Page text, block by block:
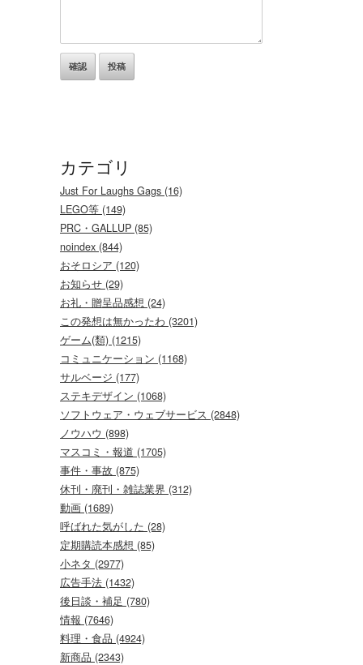
カテゴリ
Just For Laughs Gags (16)
LEGO等 (149)
PRC・GALLUP (85)
noindex (844)
おそロシア (120)
お知らせ (29)
お礼・贈呈品感想 (24)
この発想は無かったわ (3201)
ゲーム(類) (1215)
コミュニケーション (1168)
サルベージ (177)
ステキデザイン (1068)
ソフトウェア・ウェブサービス (2848)
ノウハウ (898)
マスコミ・報道 (1705)
事件・事故 (875)
休刊・廃刊・雑誌業界 (312)
動画 (1689)
呼ばれた気がした (28)
定期購読本感想 (85)
小ネタ (2977)
広告手法 (1432)
後日談・補足 (780)
情報 (7646)
料理・食品 (4924)
新商品 (2343)